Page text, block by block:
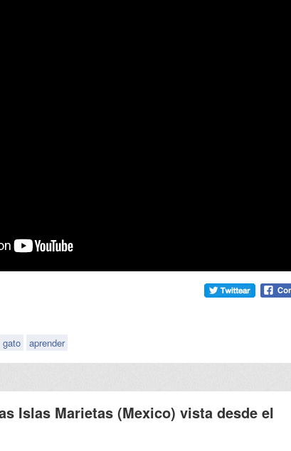
gato aprender
Islas Marietas (Mexico) vista desde el